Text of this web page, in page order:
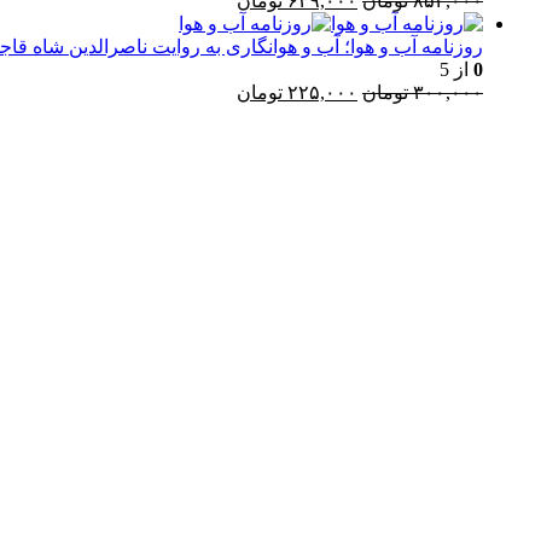
اصلی:
۸۵۲,۰۰۰ تومان
فعلی:
۶۳۹,۰۰۰ تومان.
روزنامه آب و هوا؛ آب و هوانگاری به روایت ناصرالدین شاه
0 از 5
۳۰۰,۰۰۰ تومان قیمت
۲۲۵,۰۰۰ تومان